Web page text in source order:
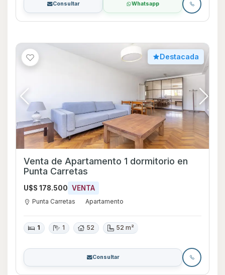
Consultar Whatsapp
Destacada
Venta de Apartamento 1 dormitorio en
Punta Carretas
U$S 178.500 VENTA
Punta Carretas Apartamento
1 1 52 52 m²
Consultar